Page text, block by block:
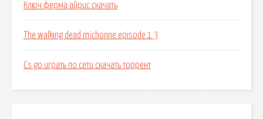
Ключ ферма айрис скачать
The walking dead michonne episode 1 3
Cs go играть по сети скачать торрент